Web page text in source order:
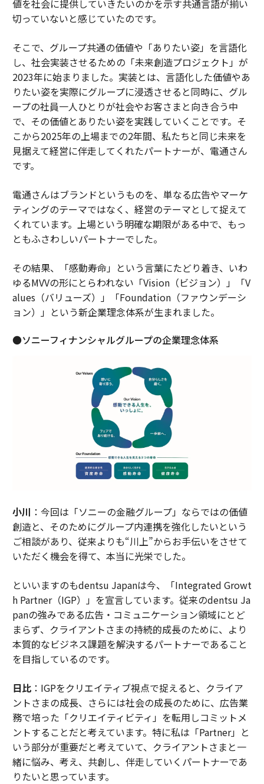
値を社会に提供していきたいのかを示す共通言語が揃い
切っていないと感じていたのです。
そこで、グループ共通の価値や「ありたい姿」を言語化
し、社会実装させるための「未来創造プロジェクト」が
2023年に始まりました。実装とは、言語化した価値やあ
りたい姿を実際にグループに浸透させると同時に、グル
ープの社員一人ひとりが社会やお客さまと向き合う中
で、その価値とありたい姿を実践していくことです。そ
こから2025年の上場までの2年間、私たちと同じ未来を
見据えて経営に伴走してくれたパートナーが、電通さん
です。
電通さんはブランドというものを、単なる広告やマーケ
ティングのテーマではなく、経営のテーマとして捉えて
くれています。上場という明確な期限がある中で、もっ
ともふさわしいパートナーでした。
その結果、「感動寿命」という言葉にたどり着き、いわ
ゆるMVVの形にとらわれない「Vision（ビジョン）」「V
alues（バリューズ）」「Foundation（ファウンデーシ
ョン）」という新企業理念体系が生まれました。
●ソニーフィナンシャルグループの企業理念体系
小川 ：今回は「ソニーの金融グループ」ならではの価値
創造と、そのためにグループ内連携を強化したいという
ご相談があり、従来よりも“川上”からお手伝いをさせて
いただく機会を得て、本当に光栄でした。
といいますのもdentsu Japanは今、「Integrated Growt
h Partner（IGP）」を宣言しています。従来のdentsu Ja
panの強みである広告・コミュニケーション領域にとど
まらず、クライアントさまの持続的成長のために、より
本質的なビジネス課題を解決するパートナーであること
を目指しているのです。
日比：IGPをクリエイティブ視点で捉えると、クライア
ントさまの成長、さらには社会の成長のために、広告業
務で培った「クリエイティビティ」を転用しコミットメ
ントすることだと考えています。特に私は「Partner」と
いう部分が重要だと考えていて、クライアントさまと一
緒に悩み、考え、共創し、伴走していくパートナーであ
りたいと思っています。